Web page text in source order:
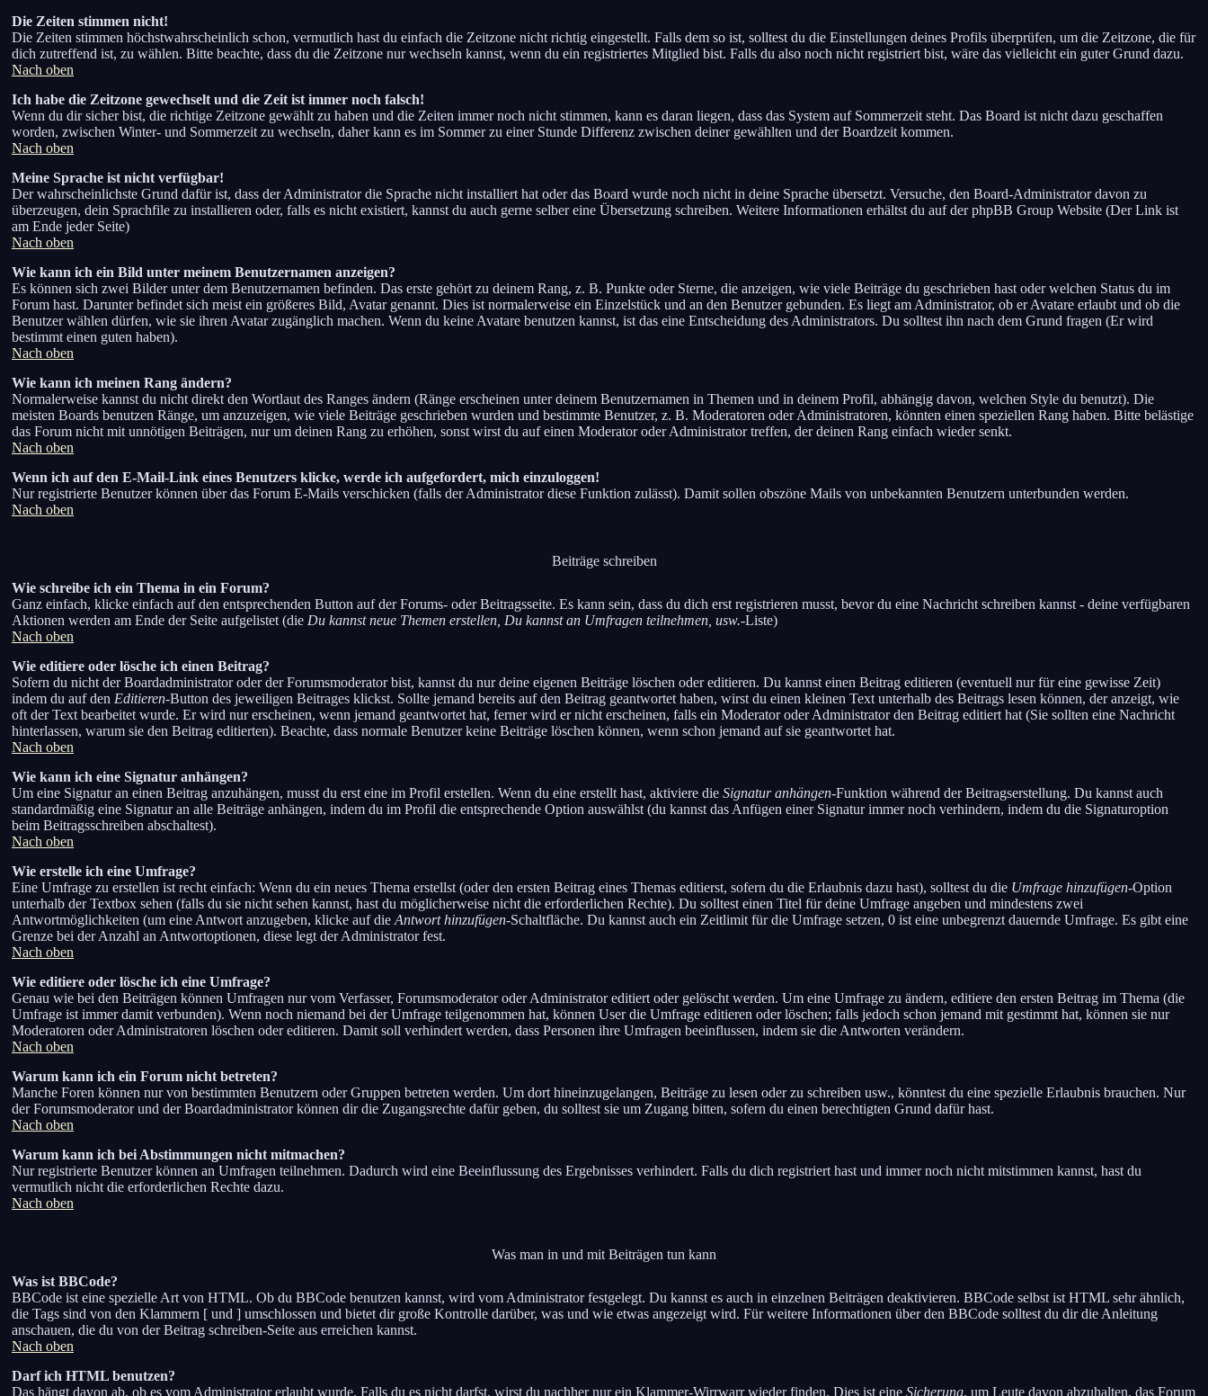
Die Zeiten stimmen nicht!
Die Zeiten stimmen höchstwahrscheinlich schon, vermutlich hast du einfach die Zeitzone nicht richtig eingestellt. Falls dem so ist, solltest du die Einstellungen deines Profils überprüfen, um die Zeitzone, die für
dich zutreffend ist, zu wählen. Bitte beachte, dass du die Zeitzone nur wechseln kannst, wenn du ein registriertes Mitglied bist. Falls du also noch nicht registriert bist, wäre das vielleicht ein guter Grund dazu.
Nach oben
Ich habe die Zeitzone gewechselt und die Zeit ist immer noch falsch!
Wenn du dir sicher bist, die richtige Zeitzone gewählt zu haben und die Zeiten immer noch nicht stimmen, kann es daran liegen, dass das System auf Sommerzeit steht. Das Board ist nicht dazu geschaffen
worden, zwischen Winter- und Sommerzeit zu wechseln, daher kann es im Sommer zu einer Stunde Differenz zwischen deiner gewählten und der Boardzeit kommen.
Nach oben
Meine Sprache ist nicht verfügbar!
Der wahrscheinlichste Grund dafür ist, dass der Administrator die Sprache nicht installiert hat oder das Board wurde noch nicht in deine Sprache übersetzt. Versuche, den Board-Administrator davon zu
überzeugen, dein Sprachfile zu installieren oder, falls es nicht existiert, kannst du auch gerne selber eine Übersetzung schreiben. Weitere Informationen erhältst du auf der phpBB Group Website (Der Link ist
am Ende jeder Seite)
Nach oben
Wie kann ich ein Bild unter meinem Benutzernamen anzeigen?
Es können sich zwei Bilder unter dem Benutzernamen befinden. Das erste gehört zu deinem Rang, z. B. Punkte oder Sterne, die anzeigen, wie viele Beiträge du geschrieben hast oder welchen Status du im
Forum hast. Darunter befindet sich meist ein größeres Bild, Avatar genannt. Dies ist normalerweise ein Einzelstück und an den Benutzer gebunden. Es liegt am Administrator, ob er Avatare erlaubt und ob die
Benutzer wählen dürfen, wie sie ihren Avatar zugänglich machen. Wenn du keine Avatare benutzen kannst, ist das eine Entscheidung des Administrators. Du solltest ihn nach dem Grund fragen (Er wird
bestimmt einen guten haben).
Nach oben
Wie kann ich meinen Rang ändern?
Normalerweise kannst du nicht direkt den Wortlaut des Ranges ändern (Ränge erscheinen unter deinem Benutzernamen in Themen und in deinem Profil, abhängig davon, welchen Style du benutzt). Die
meisten Boards benutzen Ränge, um anzuzeigen, wie viele Beiträge geschrieben wurden und bestimmte Benutzer, z. B. Moderatoren oder Administratoren, könnten einen speziellen Rang haben. Bitte belästige
das Forum nicht mit unnötigen Beiträgen, nur um deinen Rang zu erhöhen, sonst wirst du auf einen Moderator oder Administrator treffen, der deinen Rang einfach wieder senkt.
Nach oben
Wenn ich auf den E-Mail-Link eines Benutzers klicke, werde ich aufgefordert, mich einzuloggen!
Nur registrierte Benutzer können über das Forum E-Mails verschicken (falls der Administrator diese Funktion zulässt). Damit sollen obszöne Mails von unbekannten Benutzern unterbunden werden.
Nach oben
Beiträge schreiben
Wie schreibe ich ein Thema in ein Forum?
Ganz einfach, klicke einfach auf den entsprechenden Button auf der Forums- oder Beitragsseite. Es kann sein, dass du dich erst registrieren musst, bevor du eine Nachricht schreiben kannst - deine verfügbaren
Aktionen werden am Ende der Seite aufgelistet (die Du kannst neue Themen erstellen, Du kannst an Umfragen teilnehmen, usw.-Liste)
Nach oben
Wie editiere oder lösche ich einen Beitrag?
Sofern du nicht der Boardadministrator oder der Forumsmoderator bist, kannst du nur deine eigenen Beiträge löschen oder editieren. Du kannst einen Beitrag editieren (eventuell nur für eine gewisse Zeit)
indem du auf den Editieren-Button des jeweiligen Beitrages klickst. Sollte jemand bereits auf den Beitrag geantwortet haben, wirst du einen kleinen Text unterhalb des Beitrags lesen können, der anzeigt, wie
oft der Text bearbeitet wurde. Er wird nur erscheinen, wenn jemand geantwortet hat, ferner wird er nicht erscheinen, falls ein Moderator oder Administrator den Beitrag editiert hat (Sie sollten eine Nachricht
hinterlassen, warum sie den Beitrag editierten). Beachte, dass normale Benutzer keine Beiträge löschen können, wenn schon jemand auf sie geantwortet hat.
Nach oben
Wie kann ich eine Signatur anhängen?
Um eine Signatur an einen Beitrag anzuhängen, musst du erst eine im Profil erstellen. Wenn du eine erstellt hast, aktiviere die Signatur anhängen-Funktion während der Beitragserstellung. Du kannst auch
standardmäßig eine Signatur an alle Beiträge anhängen, indem du im Profil die entsprechende Option auswählst (du kannst das Anfügen einer Signatur immer noch verhindern, indem du die Signaturoption
beim Beitragsschreiben abschaltest).
Nach oben
Wie erstelle ich eine Umfrage?
Eine Umfrage zu erstellen ist recht einfach: Wenn du ein neues Thema erstellst (oder den ersten Beitrag eines Themas editierst, sofern du die Erlaubnis dazu hast), solltest du die Umfrage hinzufügen-Option
unterhalb der Textbox sehen (falls du sie nicht sehen kannst, hast du möglicherweise nicht die erforderlichen Rechte). Du solltest einen Titel für deine Umfrage angeben und mindestens zwei
Antwortmöglichkeiten (um eine Antwort anzugeben, klicke auf die Antwort hinzufügen-Schaltfläche. Du kannst auch ein Zeitlimit für die Umfrage setzen, 0 ist eine unbegrenzt dauernde Umfrage. Es gibt eine
Grenze bei der Anzahl an Antwortoptionen, diese legt der Administrator fest.
Nach oben
Wie editiere oder lösche ich eine Umfrage?
Genau wie bei den Beiträgen können Umfragen nur vom Verfasser, Forumsmoderator oder Administrator editiert oder gelöscht werden. Um eine Umfrage zu ändern, editiere den ersten Beitrag im Thema (die
Umfrage ist immer damit verbunden). Wenn noch niemand bei der Umfrage teilgenommen hat, können User die Umfrage editieren oder löschen; falls jedoch schon jemand mit gestimmt hat, können sie nur
Moderatoren oder Administratoren löschen oder editieren. Damit soll verhindert werden, dass Personen ihre Umfragen beeinflussen, indem sie die Antworten verändern.
Nach oben
Warum kann ich ein Forum nicht betreten?
Manche Foren können nur von bestimmten Benutzern oder Gruppen betreten werden. Um dort hineinzugelangen, Beiträge zu lesen oder zu schreiben usw., könntest du eine spezielle Erlaubnis brauchen. Nur
der Forumsmoderator und der Boardadministrator können dir die Zugangsrechte dafür geben, du solltest sie um Zugang bitten, sofern du einen berechtigten Grund dafür hast.
Nach oben
Warum kann ich bei Abstimmungen nicht mitmachen?
Nur registrierte Benutzer können an Umfragen teilnehmen. Dadurch wird eine Beeinflussung des Ergebnisses verhindert. Falls du dich registriert hast und immer noch nicht mitstimmen kannst, hast du
vermutlich nicht die erforderlichen Rechte dazu.
Nach oben
Was man in und mit Beiträgen tun kann
Was ist BBCode?
BBCode ist eine spezielle Art von HTML. Ob du BBCode benutzen kannst, wird vom Administrator festgelegt. Du kannst es auch in einzelnen Beiträgen deaktivieren. BBCode selbst ist HTML sehr ähnlich,
die Tags sind von den Klammern [ und ] umschlossen und bietet dir große Kontrolle darüber, was und wie etwas angezeigt wird. Für weitere Informationen über den BBCode solltest du dir die Anleitung
anschauen, die du von der Beitrag schreiben-Seite aus erreichen kannst.
Nach oben
Darf ich HTML benutzen?
Das hängt davon ab, ob es vom Administrator erlaubt wurde. Falls du es nicht darfst, wirst du nachher nur ein Klammer-Wirrwarr wieder finden. Dies ist eine Sicherung, um Leute davon abzuhalten, das Forum